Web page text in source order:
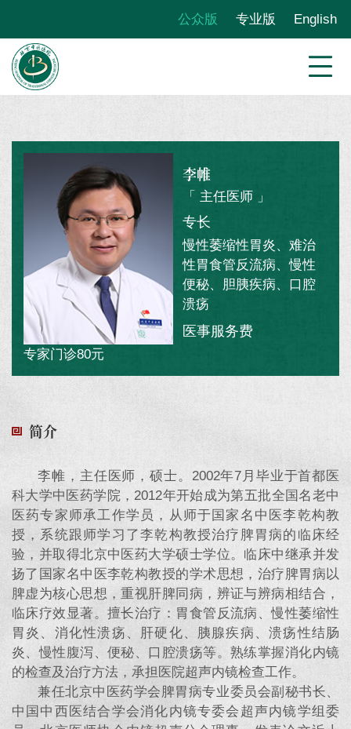
公众版 专业版 English
李帷
「 主任医师 」
专长
慢性萎缩性胃炎、难治
性胃食管反流病、慢性
便秘、胆胰疾病、口腔
溃疡
医事服务费
专家门诊80元
简介
李帷，主任医师，硕士。2002年7月毕业于首都医
科大学中医药学院，2012年开始成为第五批全国名老中
医药专家师承工作学员，从师于国家名中医李乾构教
授，系统跟师学习了李乾构教授治疗脾胃病的临床经
验，并取得北京中医药大学硕士学位。临床中继承并发
扬了国家名中医李乾构教授的学术思想，治疗脾胃病以
脾虚为核心思想，重视肝脾同病，辨证与辨病相结合，
临床疗效显著。擅长治疗：胃食管反流病、慢性萎缩性
胃炎、消化性溃疡、肝硬化、胰腺疾病、溃疡性结肠
炎、慢性腹泻、便秘、口腔溃疡等。熟练掌握消化内镜
的检查及治疗方法，承担医院超声内镜检查工作。
兼任北京中医药学会脾胃病专业委员会副秘书长、
中国中西医结合学会消化内镜专委会超声内镜学组委